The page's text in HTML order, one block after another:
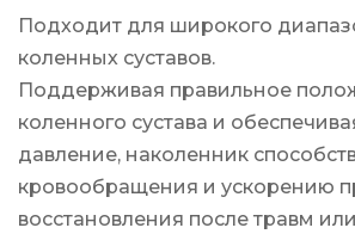
Подходит для широкого
коленных суставов.
Поддерживая правильное
коленного сустава и
давление, наколенник
кровообращения и ускорению
восстановления после травм